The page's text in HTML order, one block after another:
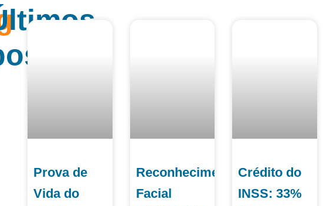
Prova de
Vida do
Reconhecimento
Facial
Crédito do
INSS: 33%